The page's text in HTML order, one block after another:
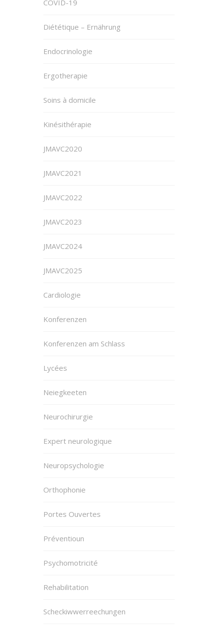
COVID-19
Diététique – Ernährung
Endocrinologie
Ergotherapie
Soins à domicile
Kinésithérapie
JMAVC2020
JMAVC2021
JMAVC2022
JMAVC2023
JMAVC2024
JMAVC2025
Cardiologie
Konferenzen
Konferenzen am Schlass
Lycées
Neiegkeeten
Neurochirurgie
Expert neurologique
Neuropsychologie
Orthophonie
Portes Ouvertes
Préventioun
Psychomotricité
Rehabilitation
Scheckiwwerreechungen